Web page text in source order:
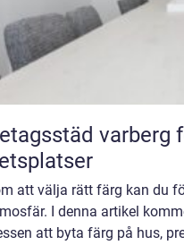
varberg
att välja rätt färg kan du
I denna artikel
att byta färg på hus,